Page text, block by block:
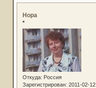
Нора
*
Откуда: Россия
Зарегистрирован: 2011-02-12